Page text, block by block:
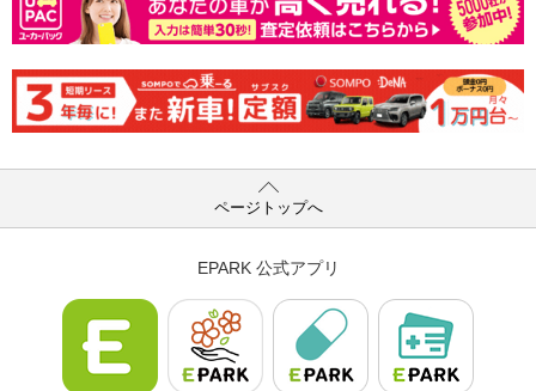
ページトップへ